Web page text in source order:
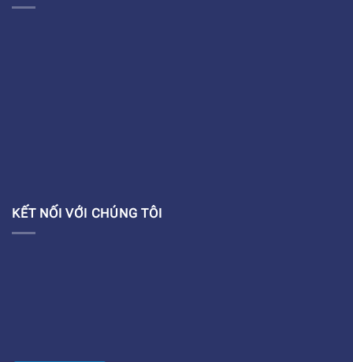
KẾT NỐI VỚI CHÚNG TÔI